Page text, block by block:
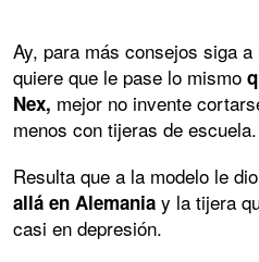
Ay, para más consejos siga a
quiere que le pase lo mismo
Nex, mejor no invente
menos con tijeras de escuela.
Resulta que a la modelo le
allá en Alemania y la tijera
casi en depresión.